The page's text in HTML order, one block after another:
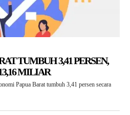
TUMBUH 3,41 PERSEN,
MILIAR
Papua Barat tumbuh 3,41 persen secara